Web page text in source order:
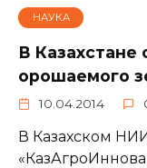
НАУКА
В Казахстане
орошаемого
10.04.2014
В Казахском